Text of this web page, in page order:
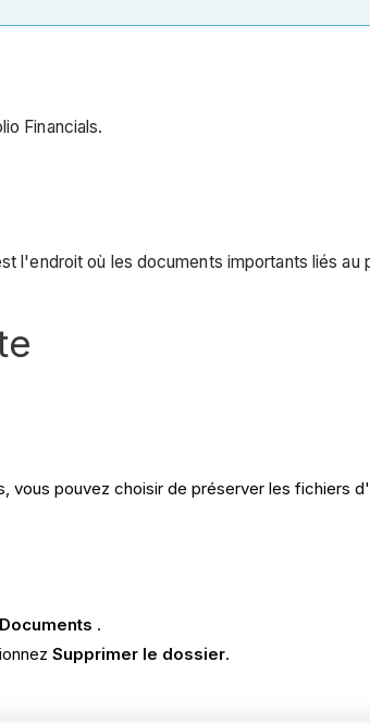
Financials.
l'endroit où les documents importants liés
pouvez choisir de préserver les fichiers
Documents .
Supprimer le dossier.